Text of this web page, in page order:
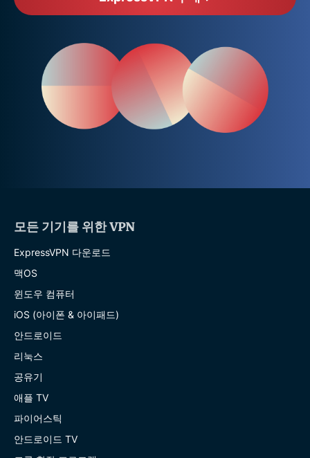
모든 기기를 위한 VPN
ExpressVPN 다운로드
맥OS
윈도우 컴퓨터
iOS (아이폰 & 아이패드)
안드로이드
리눅스
공유기
애플 TV
파이어스틱
안드로이드 TV